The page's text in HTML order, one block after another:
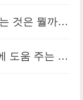
것은 뭘까
도움 주는 것